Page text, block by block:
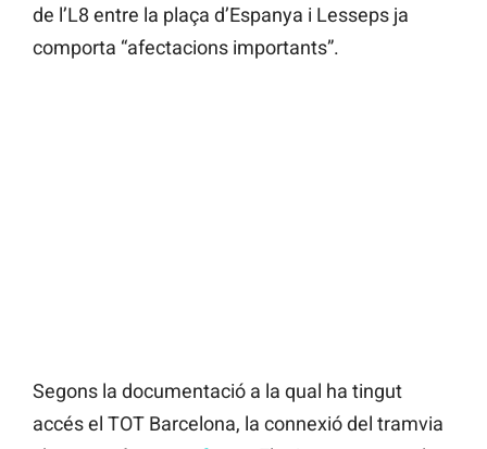
de l’L8 entre la plaça d’Espanya i Lesseps ja
comporta “afectacions importants”.
Segons la documentació a la qual ha tingut
accés el TOT Barcelona, la connexió del tramvia